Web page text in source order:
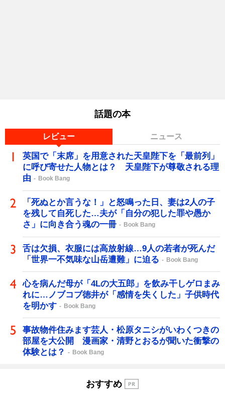
話題の本
レビュー ニュース
英国で「末席」を用意された天皇陛下を「最前列」
に呼び寄せた人物とは？ 天皇陛下が尊敬される理
由
Book Bang
「死ぬとか言うな！」と怒鳴った日、妻は2人の子
を残して自死した…夫が「自分の犯した罪や愚か
さ」に向き合う魂の一冊
Book Bang
舌は欠損、衣服には高放射線…9人の若者が死んだ
「世界一不気味な山岳遭難」に迫る
Book Bang
心を病んだ母が「4Lの大五郎」を飲み干しゲロまみ
れに…ノブコブ徳井が「感情を失くした」子供時代
を明かす
Book Bang
事故物件住みます芸人・松原タニシがいわくつきの
部屋を大公開 漫画家・清野とおるが聞いた衝撃の
体験とは？
Book Bang
おすすめ